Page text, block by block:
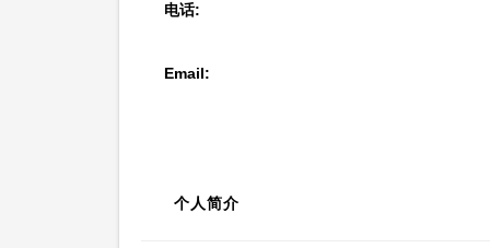
电话:
Email:
个人简介